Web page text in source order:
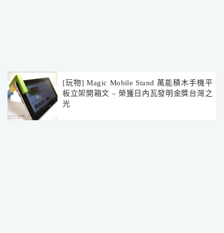
[玩物] Magic Mobile Stand 萬能積木手機平
板立架開箱文 – 榮獲日內瓦發明金獎台灣之
光